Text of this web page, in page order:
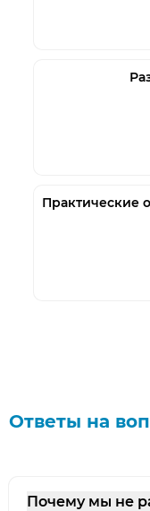
Практические
Ответы на
Почему мы не